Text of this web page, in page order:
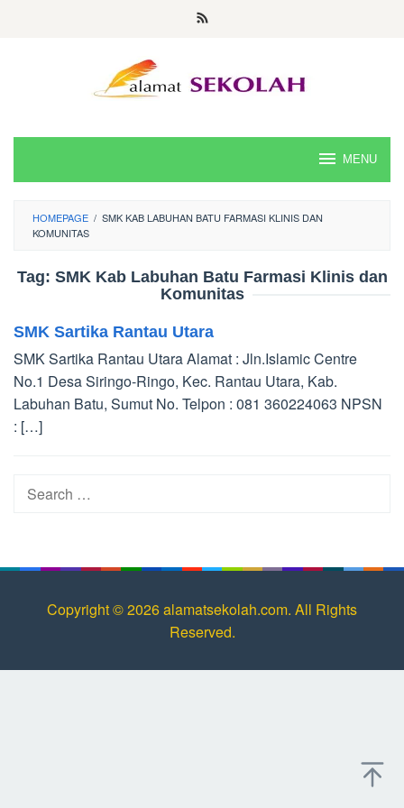
MENU
HOMEPAGE / SMK KAB LABUHAN BATU FARMASI KLINIS DAN
KOMUNITAS
Tag: SMK Kab Labuhan Batu Farmasi Klinis dan
Komunitas
SMK Sartika Rantau Utara
SMK Sartika Rantau Utara Alamat : Jln.Islamic Centre
No.1 Desa Siringo-Ringo, Kec. Rantau Utara, Kab.
Labuhan Batu, Sumut No. Telpon : 081 360224063 NPSN
: […]
Search
Copyright © 2026 alamatsekolah.com. All Rights
Reserved.